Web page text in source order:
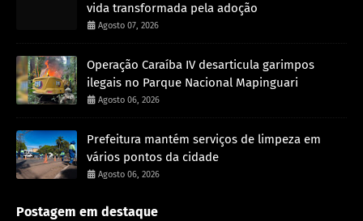
vida transformada pela adoção
Agosto 07, 2026
Operação Caraíba IV desarticula garimpos
ilegais no Parque Nacional Mapinguari
Agosto 06, 2026
Prefeitura mantém serviços de limpeza em
vários pontos da cidade
Agosto 06, 2026
Postagem em destaque